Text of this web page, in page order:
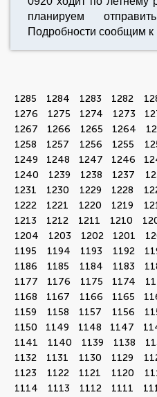
планируем
Подробности сообщим к
1285 1284 1283 1282
1276
1275 1274 1273
1267
1266 1265 1264
1258
1257 1256 1255
1249
1248 1247 1246
1240
1239 1238 1237
1231
1230 1229 1228
1222
1221 1220 1219
1213
1212 1211 1210
1204
1203 1202 1201
1195
1194 1193 1192
1186
1185 1184 1183
1177
1176 1175 1174
1168
1167 1166 1165
1159
1158 1157 1156
1150
1149 1148 1147
1141
1140 1139 1138
1132
1131 1130 1129
1123
1122 1121 1120
1114
1113 1112 1111